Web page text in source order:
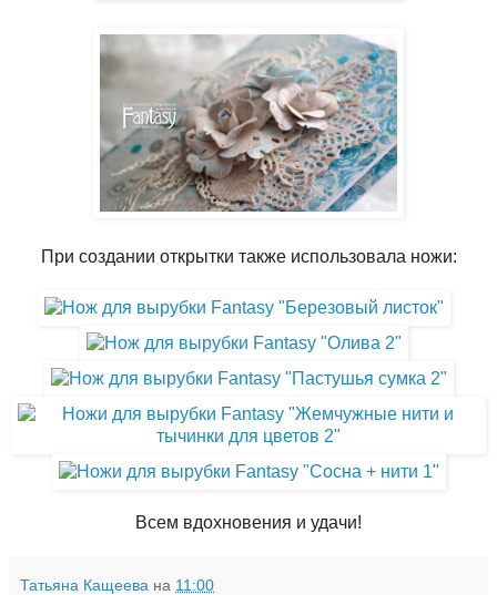
При создании открытки также использовала ножи:
Всем вдохновения и удачи!
Татьяна Кащеева на 11:00